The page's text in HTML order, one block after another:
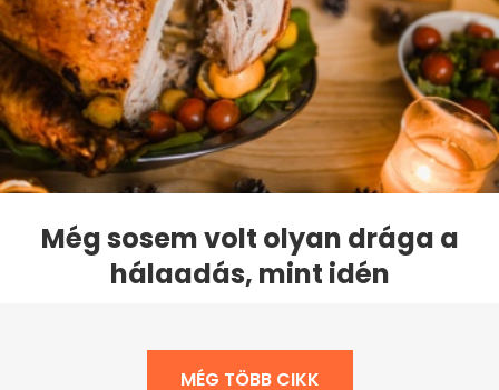
Még sosem volt olyan drága a
hálaadás, mint idén
MÉG TÖBB CIKK